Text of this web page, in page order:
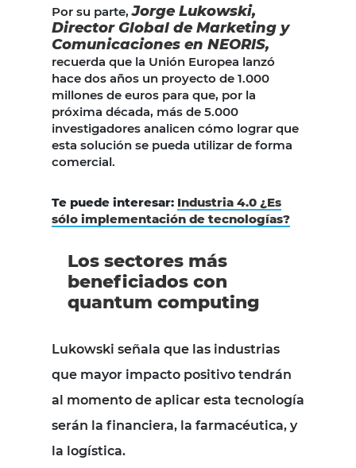
Por su parte,Jorge Lukowski,
Director Global de Marketing y
Comunicaciones en NEORIS,
recuerda que la Unión Europea lanzó
hace dos años un proyecto de 1.000
millones de euros para que, por la
próxima década, más de 5.000
investigadores analicen cómo lograr que
esta solución se pueda utilizar de forma
comercial.
Te puede interesar: Industria 4.0 ¿Es
sólo implementación de tecnologías?
Los sectores más
beneficiados con
quantum computing
Lukowski señala que las industrias
que mayor impacto positivo tendrán
al momento de aplicar esta tecnología
serán la financiera, la farmacéutica, y
la logística.